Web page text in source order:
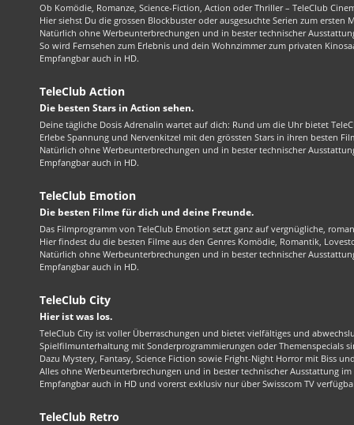
Ob Komödie, Romanze, Science-Fiction, Action oder Thriller – TeleClub
Hier siehst Du die grossen Blockbuster oder ausgesuchte Serien zum ersten
Natürlich ohne Werbeunterbrechungen und in bester technischer
So wird Fernsehen zum Erlebnis und dein Wohnzimmer zum privaten
Empfangbar auch in HD.
TeleClub Action
Die besten Stars in Action sehen.
Deine tägliche Dosis Adrenalin wartet auf dich: Rund um die Uhr bietet
Erlebe Spannung und Nervenkitzel mit den grössten Stars in ihren besten
Natürlich ohne Werbeunterbrechungen und in bester technischer
Empfangbar auch in HD.
TeleClub Emotion
Die besten Filme für dich und deine Freunde.
Das Filmprogramm von TeleClub Emotion setzt ganz auf vergnügliche,
Hier findest du die besten Filme aus den Genres Komödie, Romantik,
Natürlich ohne Werbeunterbrechungen und in bester technischer
Empfangbar auch in HD.
TeleClub City
Hier ist was los.
TeleClub City ist voller Überraschungen und bietet vielfältiges und
Spielfilmunterhaltung mit Sonderprogrammierungen oder Themenspecials
Dazu Mystery, Fantasy, Science Fiction sowie Fright-Night Horror mit Biss
Alles ohne Werbeunterbrechungen und in bester technischer Ausstattung
Empfangbar auch in HD und vorerst exklusiv nur über Swisscom TV
TeleClub Retro